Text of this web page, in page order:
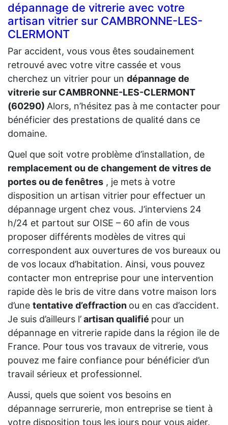
dépannage de vitrerie avec votre
artisan vitrier sur CAMBRONNE-LES-
CLERMONT
Par accident, vous vous êtes soudainement
retrouvé avec votre vitre cassée et vous
cherchez un vitrier pour un dépannage de
vitrerie sur CAMBRONNE-LES-CLERMONT
(60290) Alors, n’hésitez pas à me contacter pour
bénéficier des prestations de qualité dans ce
domaine.
Quel que soit votre problème d’installation, de
remplacement ou de changement de vitres de
portes ou de fenêtres , je mets à votre
disposition un artisan vitrier pour effectuer un
dépannage urgent chez vous. J’interviens 24
h/24 et partout sur OISE – 60 afin de vous
proposer différents modèles de vitres qui
correspondent aux ouvertures de vos bureaux ou
de vos locaux d’habitation. Ainsi, vous pouvez
contacter mon entreprise pour une intervention
rapide dès le bris de vitre dans votre maison lors
d’une tentative d’effraction ou en cas d’accident.
Je suis d’ailleurs l’artisan qualifié pour un
dépannage en vitrerie rapide dans la région ile de
France. Pour tous vos travaux de vitrerie, vous
pouvez me faire confiance pour bénéficier d’un
travail sérieux et professionnel.
Aussi, quels que soient vos besoins en
dépannage serrurerie, mon entreprise se tient à
votre disposition tous les jours pour vous aider.